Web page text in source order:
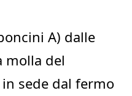
A) dalle
molla del
sede dal fermo